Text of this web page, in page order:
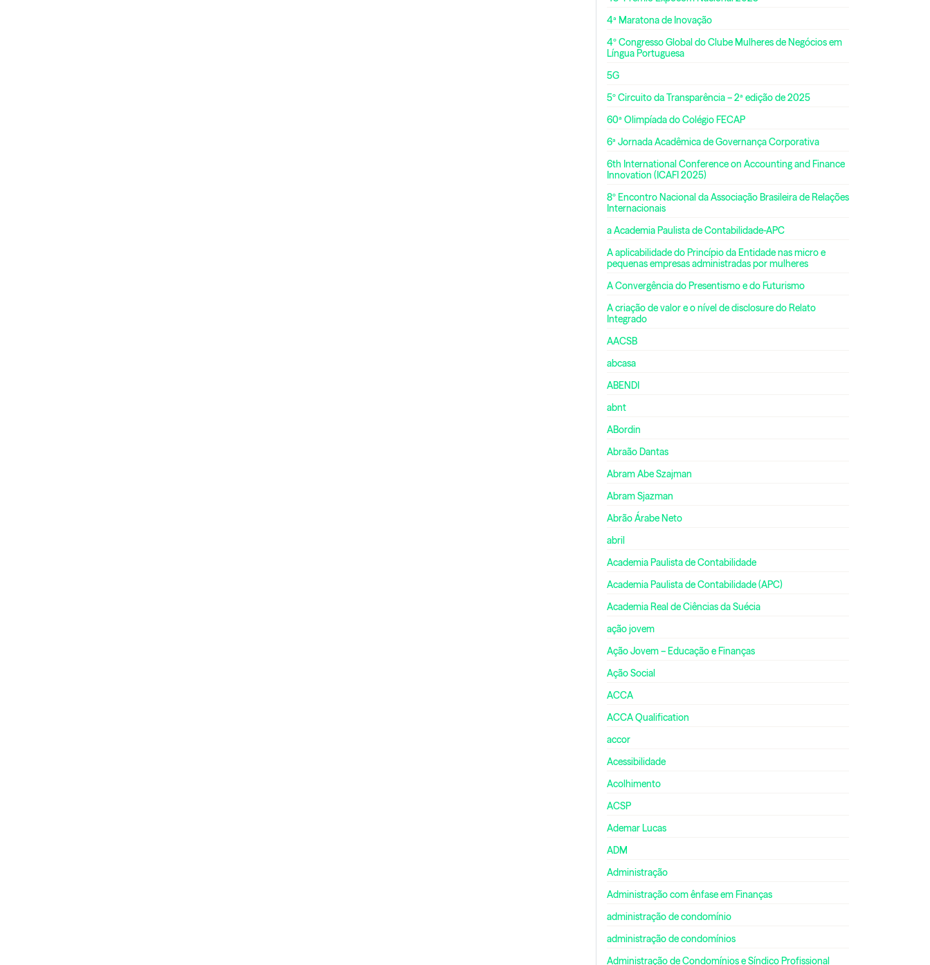
4ª Maratona de Inovação
4º Congresso Global do Clube Mulheres de Negócios em
Língua Portuguesa
5G
5º Circuito da Transparência – 2ª edição de 2025
60ª Olimpíada do Colégio FECAP
6ª Jornada Acadêmica de Governança Corporativa
6th International Conference on Accounting and Finance
Innovation (ICAFI 2025)
8º Encontro Nacional da Associação Brasileira de Relações
Internacionais
a Academia Paulista de Contabilidade-APC
A aplicabilidade do Princípio da Entidade nas micro e
pequenas empresas administradas por mulheres
A Convergência do Presentismo e do Futurismo
A criação de valor e o nível de disclosure do Relato
Integrado
AACSB
abcasa
ABENDI
abnt
ABordin
Abraão Dantas
Abram Abe Szajman
Abram Sjazman
Abrão Árabe Neto
abril
Academia Paulista de Contabilidade
Academia Paulista de Contabilidade (APC)
Academia Real de Ciências da Suécia
ação jovem
Ação Jovem – Educação e Finanças
Ação Social
ACCA
ACCA Qualification
accor
Acessibilidade
Acolhimento
ACSP
Ademar Lucas
ADM
Administração
Administração com ênfase em Finanças
administração de condomínio
administração de condomínios
Administração de Condomínios e Síndico Profissional